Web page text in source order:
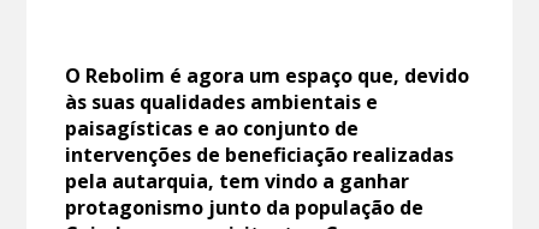
O Rebolim é agora um espaço que, devido
às suas qualidades ambientais e
paisagísticas e ao conjunto de
intervenções de beneficiação realizadas
pela autarquia, tem vindo a ganhar
protagonismo junto da população de